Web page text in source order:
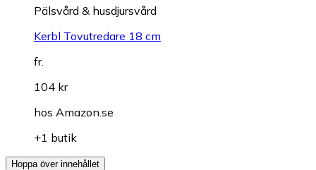
Pälsvård & husdjursvård
Kerbl Tovutredare 18 cm
fr.
104 kr
hos Amazon.se
+1 butik
Hoppa över innehållet